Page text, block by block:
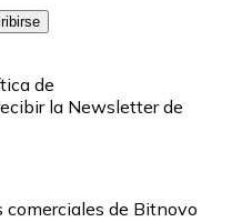
de
la Newsletter de
de Bitnovo